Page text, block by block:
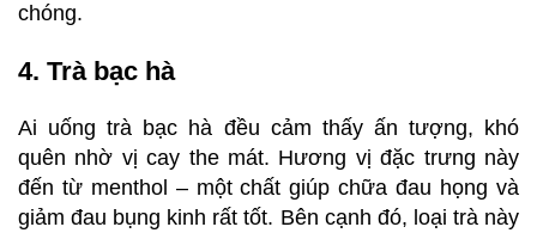
chóng.
4. Trà bạc hà
Ai uống trà bạc hà đều cảm thấy ấn tượng, khó
quên nhờ vị cay the mát. Hương vị đặc trưng này
đến từ menthol – một chất giúp chữa đau họng và
giảm đau bụng kinh rất tốt. Bên cạnh đó, loại trà này